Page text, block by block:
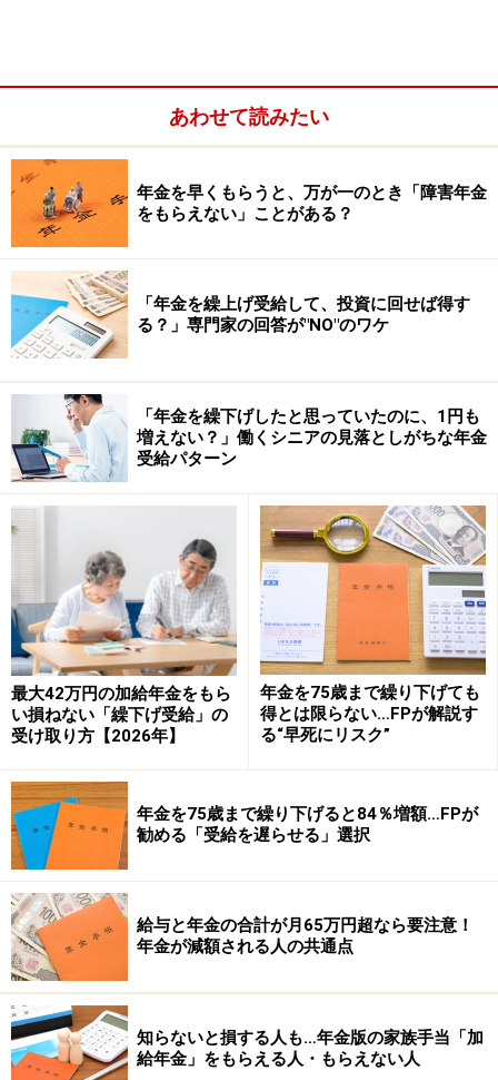
協会けんぽの場合は都道府県により保険料率が異なりま
す。なお、健康保険組合は独自料率です。
また本人の負担保険料は、協会けんぽの場合は会社と折
半ですが、健康保険組合では従業員の負担が少なくなる
よう設定されている場合が多いようです。
健康保険料率は都道府県によって異なり、40歳以上は介護保
険料も含めた料率です（協会けんぽHPより抜粋）
例えば福岡県の協会けんぽに加入している会社にお勤め
の方で、4月、5月、6月の給与額面平均値（報酬月額）
が14万6000円であれば、標準報酬月額は15万円であり、
健康保険料は保険料率10.36％を掛けた1万5540円、本人
が負担するのは、その半分である7770円となります。
なお、40歳以上の方であれば介護保険料も加わるため保
険料率は12.18％となり、介護保険料を含めた保険料は1
万8270円、本人が負担するのはその半分である9135円と
なります。
まとめ
いかがでしたでしょうか。今回は、標準報酬月額につい
て解説してみました。給与明細を見て厚生年金保険料や
健康保険料が高くなっている場合は、標準報酬月額が変
更になっている可能性があります。その場合は4月、5
月、6月の給与額面を確認してみてください。
【関連記事をチェック！】
雇用保険とは？初心者に分かりやすく説明
生命保険料控除とは？ 初心者に分かりやすく説明
あわせて読みたい
年金を早くもらうと、万が一のとき「障害年金
をもらえない」ことがある？
「年金を繰上げ受給して、投資に回せば得す
る？」専門家の回答が"NO"のワケ
「年金を繰下げしたと思っていたのに、1円も
増えない？」働くシニアの見落としがちな年金
受給パターン
最大42万円の加給年金をもら
い損ねない「繰下げ受給」の
受け取り方【2026年】
年金を75歳まで繰り下げても
得とは限らない…FPが解説す
る“早死にリスク”
年金を75歳まで繰り下げると84％増額…FPが
勧める「受給を遅らせる」選択
給与と年金の合計が月65万円超なら要注意！
年金が減額される人の共通点
知らないと損する人も…年金版の家族手当「加
給年金」をもらえる人・もらえない人